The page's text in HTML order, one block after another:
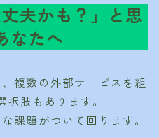
夫かも？」と思
なたへ
複数の外部サービスを組
肢もあります。
課題がついて回ります。